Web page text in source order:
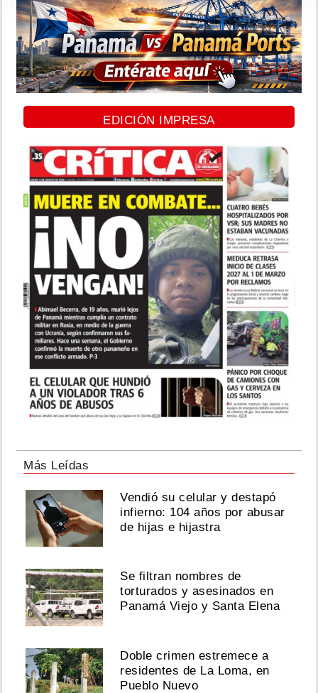
EDICIÓN IMPRESA
Más Leídas
Vendió su celular y destapó
infierno: 104 años por abusar
de hijas e hijastra
Se filtran nombres de
torturados y asesinados en
Panamá Viejo y Santa Elena
Doble crimen estremece a
residentes de La Loma, en
Pueblo Nuevo